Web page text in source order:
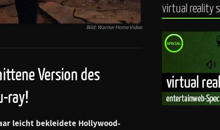
Bild: Warner Home Video
Version des
ray!
leicht bekleidete Hollywood-
virtual reality